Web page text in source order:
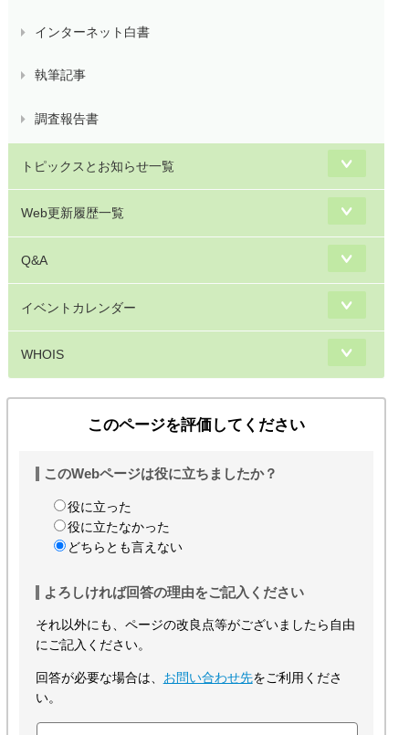
インターネット白書
執筆記事
調査報告書
トピックスとお知らせ一覧
Web更新履歴一覧
Q&A
イベントカレンダー
WHOIS
このページを評価してください
このWebページは役に立ちましたか？
役に立った
役に立たなかった
どちらとも言えない
よろしければ回答の理由をご記入ください
それ以外にも、ページの改良点等がございましたら自由
にご記入ください。
回答が必要な場合は、 お問い合わせ先をご利用くださ
い。